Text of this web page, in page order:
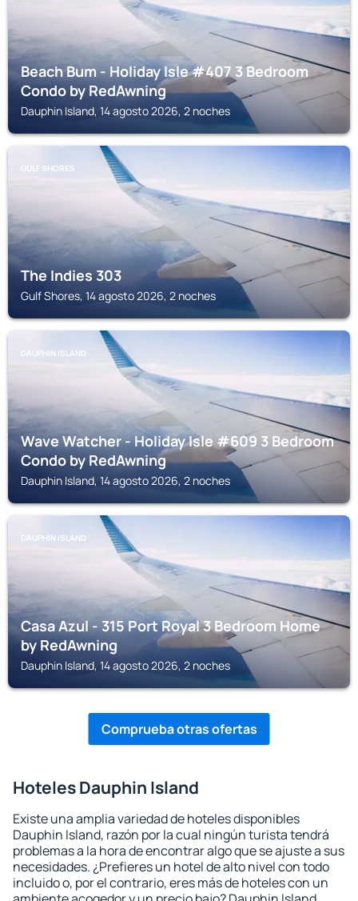
Beach Bum - Holiday Isle #407 3 Bedroom
Condo by RedAwning
Dauphin Island, 14 agosto 2026, 2 noches
GULF SHORES
The Indies 303
Gulf Shores, 14 agosto 2026, 2 noches
DAUPHIN ISLAND
Wave Watcher - Holiday Isle #609 3 Bedroom
Condo by RedAwning
Dauphin Island, 14 agosto 2026, 2 noches
DAUPHIN ISLAND
Casa Azul - 315 Port Royal 3 Bedroom Home
by RedAwning
Dauphin Island, 14 agosto 2026, 2 noches
Comprueba otras ofertas
Hoteles Dauphin Island
Existe una amplia variedad de hoteles disponibles
Dauphin Island, razón por la cual ningún turista tendrá
problemas a la hora de encontrar algo que se ajuste a sus
necesidades. ¿Prefieres un hotel de alto nivel con todo
incluido o, por el contrario, eres más de hoteles con un